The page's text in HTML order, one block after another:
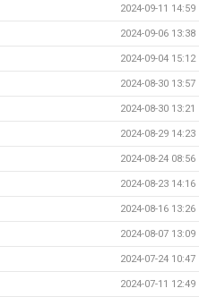
2024-09-11 14:59
2024-09-06 13:38
2024-09-04 15:12
2024-08-30 13:57
2024-08-30 13:21
2024-08-29 14:23
2024-08-24 08:56
2024-08-23 14:16
2024-08-16 13:26
2024-08-07 13:09
2024-07-24 10:47
2024-07-11 12:49